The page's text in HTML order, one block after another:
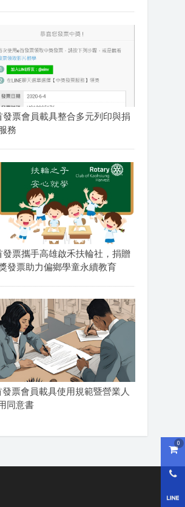
購
0
發票會員載具整合多元列印與捐
務
發票攜手高雄啟禾扶輪社，捐贈
發票助力偏鄉學童永續教育
發票會員載具使用規範暨營業人
同意書